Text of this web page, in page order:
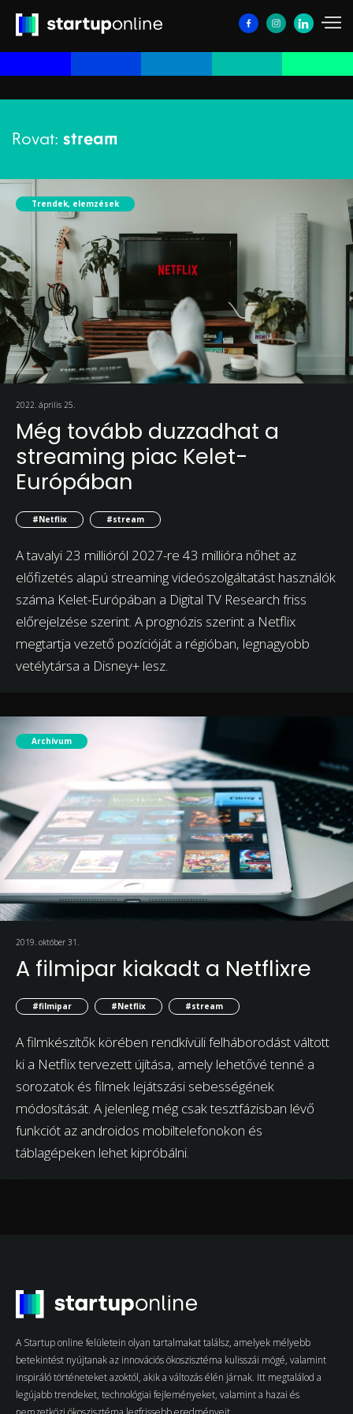
Rovat: stream
Trendek, elemzések
2022. április 25.
Még tovább duzzadhat a
streaming piac Kelet-
Európában
#Netflix #stream
A tavalyi 23 millióról 2027-re 43 millióra nőhet az
előfizetés alapú streaming videószolgáltatást használók
száma Kelet-Európában a Digital TV Research friss
előrejelzése szerint. A prognózis szerint a Netflix
megtartja vezető pozícióját a régióban, legnagyobb
vetélytársa a Disney+ lesz.
Archívum
2019. október 31.
A filmipar kiakadt a Netflixre
#filmipar #Netflix #stream
A filmkészítők körében rendkívüli felháborodást váltott
ki a Netflix tervezett újítása, amely lehetővé tenné a
sorozatok és filmek lejátszási sebességének
módosítását. A jelenleg még csak tesztfázisban lévő
funkciót az androidos mobiltelefonokon és
táblagépeken lehet kipróbálni.
A Startup online felületein olyan tartalmakat találsz, amelyek mélyebb
betekintést nyújtanak az innovációs ökoszisztéma kulisszái mögé, valamint
inspiráló történeteket azoktól, akik a változás élén járnak. Itt megtalálod a
legújabb trendeket, technológiai fejleményeket, valamint a hazai és